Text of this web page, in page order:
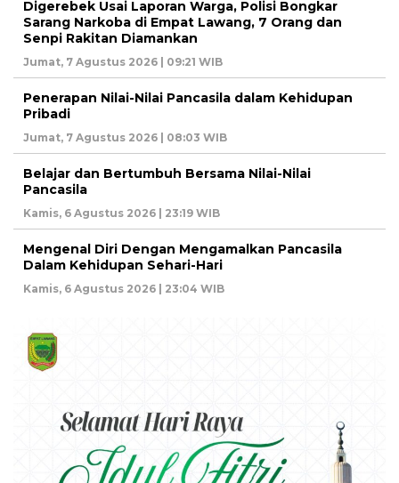
Digerebek Usai Laporan Warga, Polisi Bongkar
Sarang Narkoba di Empat Lawang, 7 Orang dan
Senpi Rakitan Diamankan
Jumat, 7 Agustus 2026 | 09:21 WIB
Penerapan Nilai-Nilai Pancasila dalam Kehidupan
Pribadi
Jumat, 7 Agustus 2026 | 08:03 WIB
Belajar dan Bertumbuh Bersama Nilai-Nilai
Pancasila
Kamis, 6 Agustus 2026 | 23:19 WIB
Mengenal Diri Dengan Mengamalkan Pancasila
Dalam Kehidupan Sehari-Hari
Kamis, 6 Agustus 2026 | 23:04 WIB